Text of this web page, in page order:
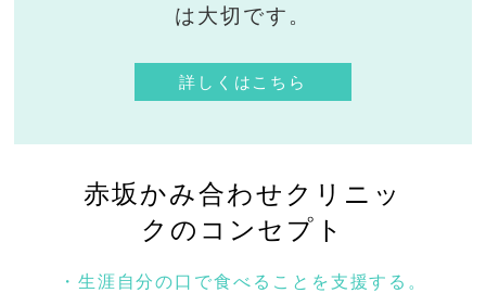
は大切です。
詳しくはこちら
赤坂かみ合わせクリニッ
クのコンセプト
・生涯自分の口で食べることを支援する。